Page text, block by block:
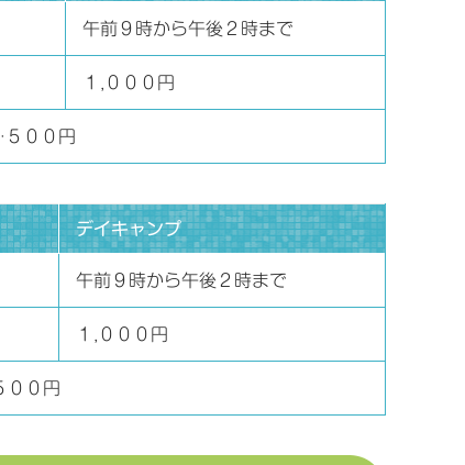
午前９時から午後２時まで
１,０００円
００円
デイキャンプ
午前９時から午後２時まで
１,０００円
００円